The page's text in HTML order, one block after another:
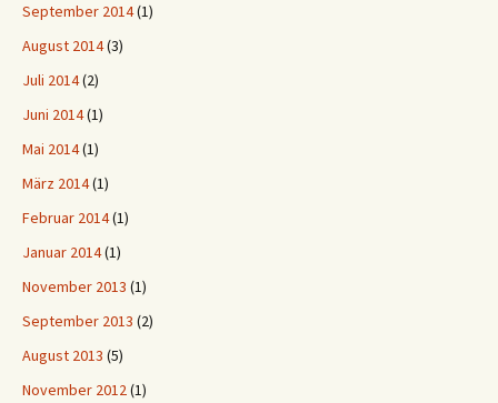
September 2014(1)
August 2014(3)
Juli 2014(2)
Juni 2014(1)
Mai 2014(1)
März 2014(1)
Februar 2014(1)
Januar 2014(1)
November 2013 (1)
September 2013 (2)
August 2013 (5)
November 2012(1)